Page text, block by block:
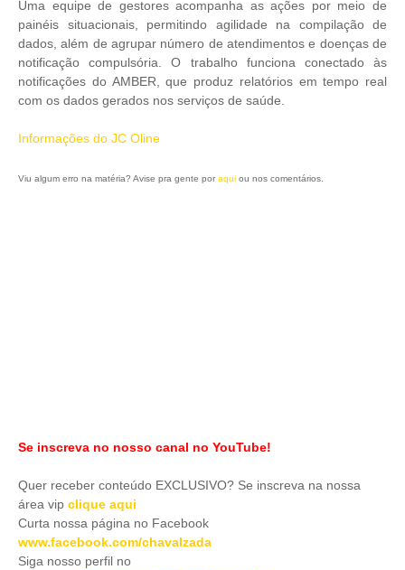
Uma equipe de gestores acompanha as ações por meio de
painéis situacionais, permitindo agilidade na compilação de
dados, além de agrupar número de atendimentos e doenças de
notificação compulsória. O trabalho funciona conectado às
notificações do AMBER, que produz relatórios em tempo real
com os dados gerados nos serviços de saúde.
Informações do JC Oline
Viu algum erro na matéria? Avise pra gente por aqui ou nos comentários.
Se inscreva no nosso canal no YouTube!
Quer receber conteúdo EXCLUSIVO? Se inscreva na nossa
área vip clique aqui
Curta nossa página no Facebook
www.facebook.com/chavalzada
Siga nosso perfil no